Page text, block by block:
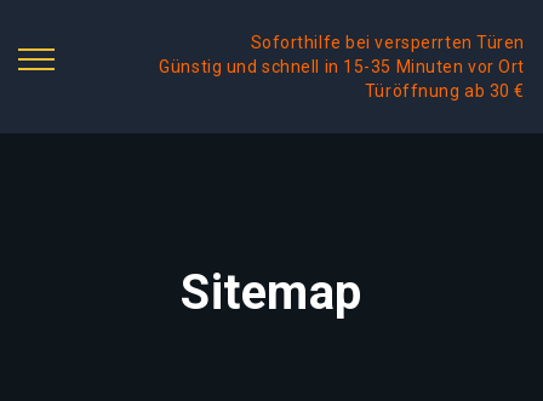
Soforthilfe bei versperrten Türen
Günstig und schnell in 15-35 Minuten vor Ort
Türöffnung ab 30 €
Sitemap